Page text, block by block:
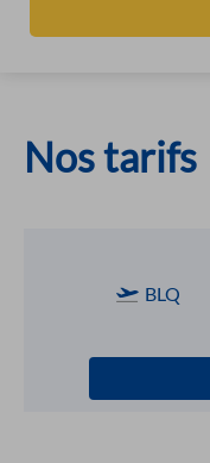
Nos tarifs
BLQ